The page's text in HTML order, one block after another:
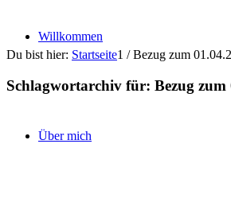
Willkommen
Über mich
Du bist hier: Startseite1 / Bezug zum
Schlagwortarchiv für: Bezug zum